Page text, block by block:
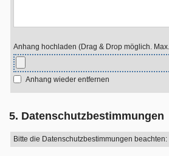
Anhang hochladen (Drag & Drop möglich.
Anhang wieder entfernen
5. Datenschutzbestimmungen
Bitte die Datenschutzbestimmungen beachten: